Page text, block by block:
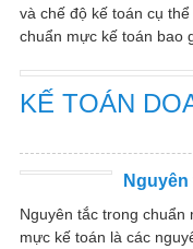
và chế độ kế toán cụ
chuẩn mực kế toán bao
KẾ TOÁN
Nguyên tắc trong chuẩn
mực kế toán là các